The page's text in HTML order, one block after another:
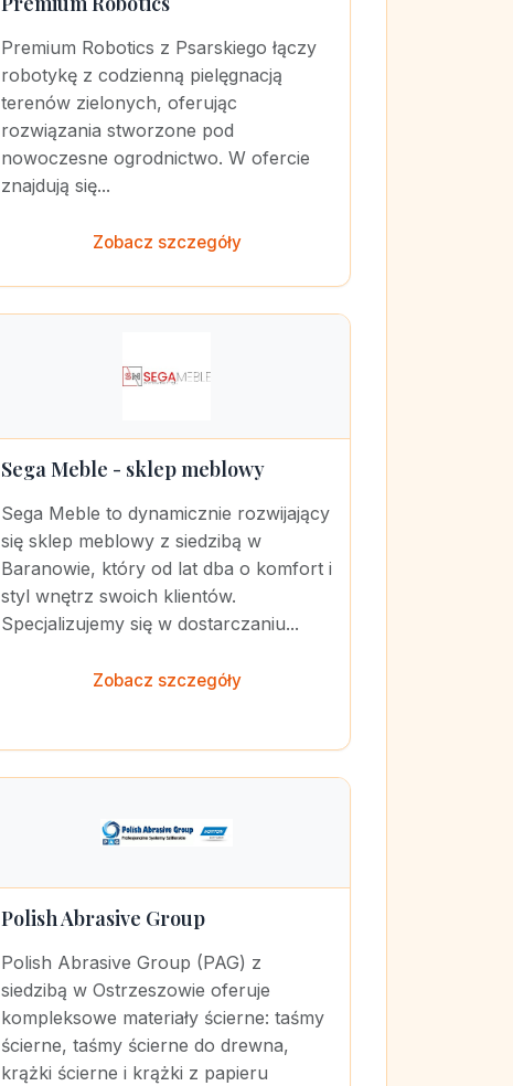
Premium Robotics z Psarskiego łączy
robotykę z codzienną pielęgnacją
terenów zielonych, oferując
rozwiązania stworzone pod
nowoczesne ogrodnictwo. W ofercie
znajdują się...
Zobacz szczegóły
Sega Meble - sklep meblowy
Sega Meble to dynamicznie rozwijający
się sklep meblowy z siedzibą w
Baranowie, który od lat dba o komfort i
styl wnętrz swoich klientów.
Specjalizujemy się w dostarczaniu...
Zobacz szczegóły
Polish Abrasive Group
Polish Abrasive Group (PAG) z
siedzibą w Ostrzeszowie oferuje
kompleksowe materiały ścierne: taśmy
ścierne, taśmy ścierne do drewna,
krążki ścierne i krążki z papieru